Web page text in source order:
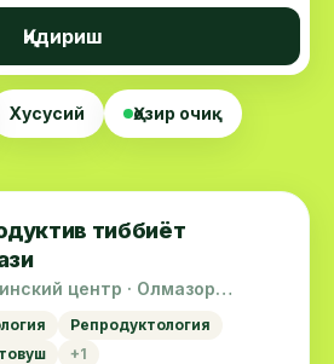
Қидириш
Хусусий
Ҳозир очиқ
тиббиёт
центр · Олмазор
Репродуктология
+1